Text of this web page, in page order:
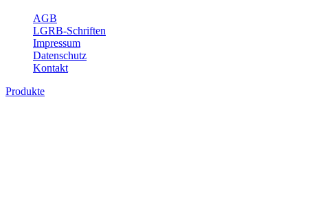
AGB
LGRB-Schriften
Impressum
Datenschutz
Kontakt
Produkte